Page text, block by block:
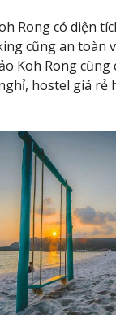
Rong có diện
cũng an toàn
Koh Rong
hostel giá rẻ